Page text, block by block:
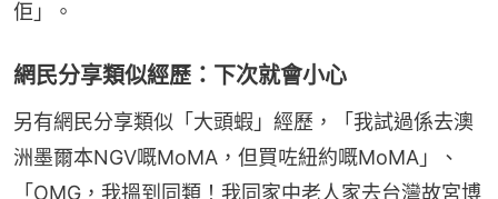
佢」。
網民分享類似經歷：下次就會小心
另有網民分享類似「大頭蝦」經歷，「我試過係去澳
洲墨爾本NGV嘅MoMA，但買咗紐約嘅MoMA」、
「OMG，我搵到同類！我同家中老人家去台灣故宮博